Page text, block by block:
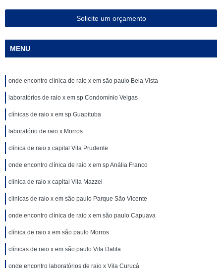
Solicite um orçamento
MENU
onde encontro clínica de raio x em são paulo Bela Vista
laboratórios de raio x em sp Condomínio Veigas
clínicas de raio x em sp Guapituba
laboratório de raio x Morros
clínica de raio x capital Vila Prudente
onde encontro clínica de raio x em sp Anália Franco
clínica de raio x capital Vila Mazzei
clínicas de raio x em são paulo Parque São Vicente
onde encontro clínica de raio x em são paulo Capuava
clínica de raio x em são paulo Morros
clínicas de raio x em são paulo Vila Dalila
onde encontro laboratórios de raio x Vila Curuçá